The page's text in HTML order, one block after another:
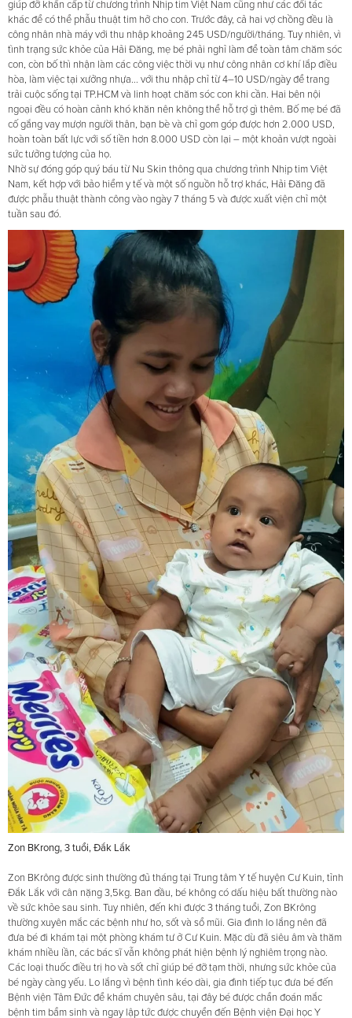
giúp đỡ khẩn cấp từ chương trình Nhịp tim Việt Nam cũng như các đối tác
khác để có thể phẫu thuật tim hở cho con. Trước đây, cả hai vợ chồng đều là
công nhân nhà máy với thu nhập khoảng 245 USD/người/tháng. Tuy nhiên, vì
tình trạng sức khỏe của Hải Đăng, mẹ bé phải nghỉ làm để toàn tâm chăm sóc
con, còn bố thì nhận làm các công việc thời vụ như công nhân cơ khí lắp điều
hòa, làm việc tại xưởng nhựa... với thu nhập chỉ từ 4–10 USD/ngày để trang
trải cuộc sống tại TP.HCM và linh hoạt chăm sóc con khi cần. Hai bên nội
ngoại đều có hoàn cảnh khó khăn nên không thể hỗ trợ gì thêm. Bố mẹ bé đã
cố gắng vay mượn người thân, bạn bè và chỉ gom góp được hơn 2.000 USD,
hoàn toàn bất lực với số tiền hơn 8.000 USD còn lại – một khoản vượt ngoài
sức tưởng tượng của họ.
Nhờ sự đóng góp quý báu từ Nu Skin thông qua chương trình Nhịp tim Việt
Nam, kết hợp với bảo hiểm y tế và một số nguồn hỗ trợ khác, Hải Đăng đã
được phẫu thuật thành công vào ngày 7 tháng 5 và được xuất viện chỉ một
tuần sau đó.
Zon BKrong, 3 tuổi, Đắk Lắk
Zon BKrông được sinh thường đủ tháng tại Trung tâm Y tế huyện Cư Kuin, tỉnh
Đắk Lắk với cân nặng 3,5kg. Ban đầu, bé không có dấu hiệu bất thường nào
về sức khỏe sau sinh. Tuy nhiên, đến khi được 3 tháng tuổi, Zon BKrông
thường xuyên mắc các bệnh như ho, sốt và sổ mũi. Gia đình lo lắng nên đã
đưa bé đi khám tại một phòng khám tư ở Cư Kuin. Mặc dù đã siêu âm và thăm
khám nhiều lần, các bác sĩ vẫn không phát hiện bệnh lý nghiêm trọng nào.
Các loại thuốc điều trị ho và sốt chỉ giúp bé đỡ tạm thời, nhưng sức khỏe của
bé ngày càng yếu. Lo lắng vì bệnh tình kéo dài, gia đình tiếp tục đưa bé đến
Bệnh viện Tâm Đức để khám chuyên sâu, tại đây bé được chẩn đoán mắc
bệnh tim bẩm sinh và ngay lập tức được chuyển đến Bệnh viện Đại học Y